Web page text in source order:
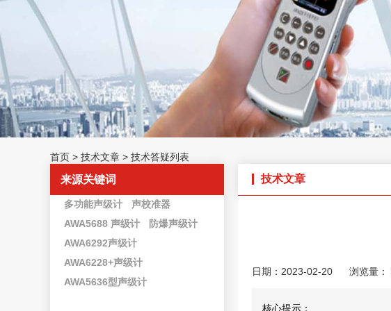
首页 > 技术文章 > 技术答疑列表
来源关键词
多功能声级计
声校准器
AWA5688 声级计
防爆声级计
AWA6292声级计
AWA6228+声级计
AWA5636型声级计
技术文章
日期：2023-02-20 浏览量：
核心提示：